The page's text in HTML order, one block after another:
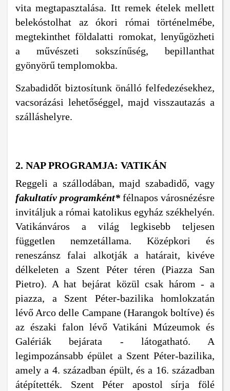
vita megtapasztalása. Itt remek ételek mellett
belekóstolhat az ókori római történelmébe,
megtekinthet földalatti romokat, lenyűgözheti
a művészeti sokszínűség, bepillanthat
gyönyörű templomokba.
Szabadidőt biztosítunk önálló felfedezésekhez,
vacsorázási lehetőséggel, majd visszautazás a
szálláshelyre.
2. NAP PROGRAMJA: VATIKÁN
Reggeli a szállodában, majd szabadidő, vagy
fakultatív programként* félnapos városnézésre
invitáljuk a római katolikus egyház székhelyén.
Vatikánváros a világ legkisebb teljesen
független nemzetállama. Középkori és
reneszánsz falai alkotják a határait, kivéve
délkeleten a Szent Péter téren (Piazza San
Pietro). A hat bejárat közül csak három - a
piazza, a Szent Péter-bazilika homlokzatán
lévő Arco delle Campane (Harangok boltíve) és
az északi falon lévő Vatikáni Múzeumok és
Galériák bejárata - látogatható. A
legimpozánsabb épület a Szent Péter-bazilika,
amely a 4. században épült, és a 16. században
átépítették. Szent Péter apostol sírja fölé